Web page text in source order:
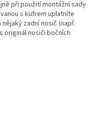
při použití montážní sady
s kufrem uplatníte
zadní nosič (např.
originál nosiči bočních